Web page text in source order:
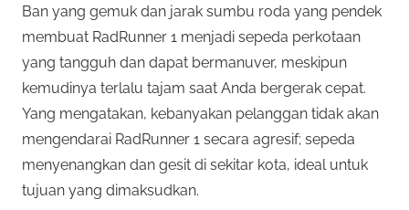
Ban yang gemuk dan jarak sumbu roda yang pendek
membuat RadRunner 1 menjadi sepeda perkotaan
yang tangguh dan dapat bermanuver, meskipun
kemudinya terlalu tajam saat Anda bergerak cepat.
Yang mengatakan, kebanyakan pelanggan tidak akan
mengendarai RadRunner 1 secara agresif; sepeda
menyenangkan dan gesit di sekitar kota, ideal untuk
tujuan yang dimaksudkan.